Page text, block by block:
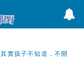
其實孩子不知道，不開